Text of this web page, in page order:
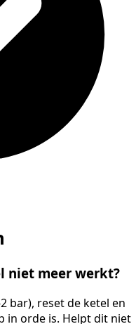
niet meer werkt?
bar), reset de ketel en
in orde is. Helpt dit niet